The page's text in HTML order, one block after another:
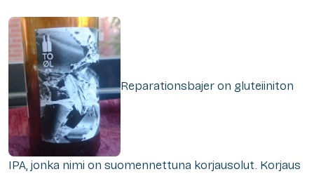
Reparationsbajer on gluteiiniton
IPA, jonka nimi on suomennettuna korjausolut. Korjaus